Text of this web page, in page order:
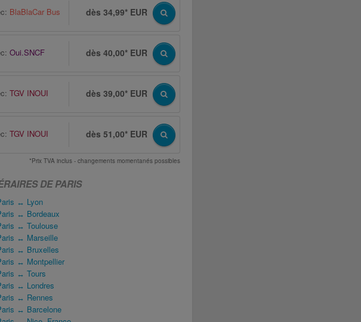
BlaBlaCar Bus dès 34,99* EUR
Oui.SNCF dès 40,00* EUR
TGV INOUI dès 39,00* EUR
TGV INOUI dès 51,00* EUR
*Prix TVA inclus - changements momentanés possibles
DE PARIS
↔ Lyon
↔ Bordeaux
↔ Toulouse
↔ Marseille
↔ Bruxelles
↔ Montpellier
↔ Tours
↔ Londres
↔ Rennes
↔ Barcelone